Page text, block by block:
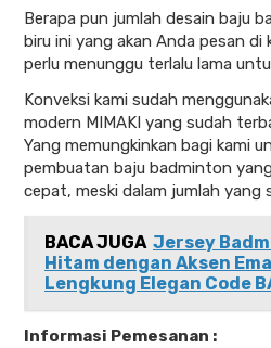
Berapa pun jumlah desain baju
biru ini yang akan Anda pesan di
perlu menunggu terlalu lama
Konveksi kami sudah
modern MIMAKI yang sudah
Yang memungkinkan bagi kami
pembuatan baju badminton
cepat, meski dalam jumlah yang
BACA JUGA Jersey
Hitam dengan Aksen
Lengkung Elegan Code
Informasi Pemesanan :